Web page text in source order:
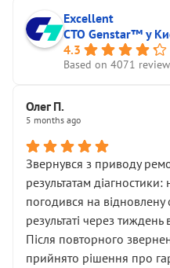
Excellent
СТО Genstar™ у
4.3
Based on 4071
Олег П.
5 months ago
Звернувся з приводу
результатам
погодився на відновлену
результаті через
Після повторного
прийнято рішення про